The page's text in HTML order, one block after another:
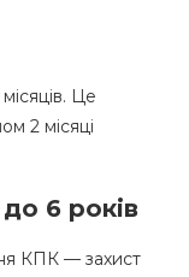
Це
2 місяці
6 років
КПК — захист